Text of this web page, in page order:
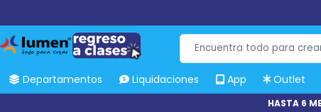
Departamentos Liquidaciones App Outlet
HASTA 6